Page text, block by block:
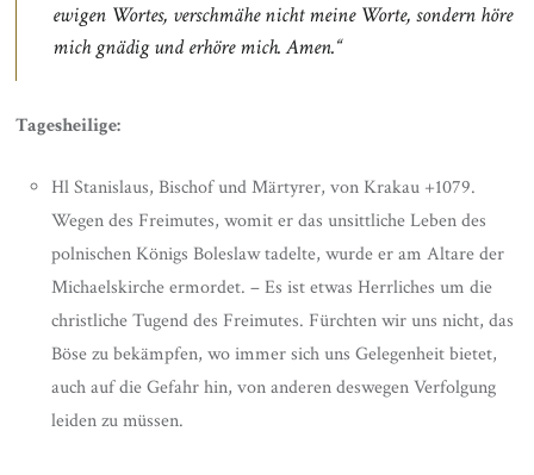
ewigen Wortes, verschmähe nicht meine Worte, sondern höre
mich gnädig und erhöre mich. Amen.“
Tagesheilige:
Hl Stanislaus, Bischof und Märtyrer, von Krakau +1079.
Wegen des Freimutes, womit er das unsittliche Leben des
polnischen Königs Boleslaw tadelte, wurde er am Altare der
Michaelskirche ermordet. – Es ist etwas Herrliches um die
christliche Tugend des Freimutes. Fürchten wir uns nicht, das
Böse zu bekämpfen, wo immer sich uns Gelegenheit bietet,
auch auf die Gefahr hin, von anderen deswegen Verfolgung
leiden zu müssen.